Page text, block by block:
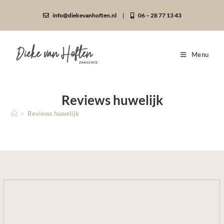
info@diekevanhoften.nl | 06 – 28 77 13 43
Menu
Reviews huwelijk
> Reviews huwelijk